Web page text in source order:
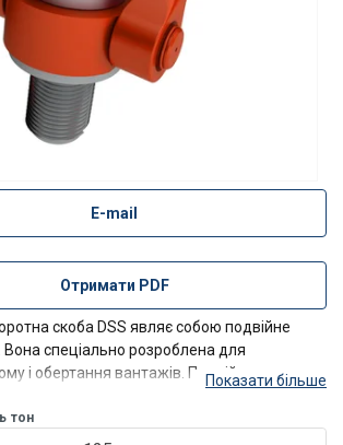
E-mail
Отримати PDF
скоба DSS являє собою подвійне
Вона спеціально розроблена для
і обертання вантажів. ПодвійнаПоказати більше
тон